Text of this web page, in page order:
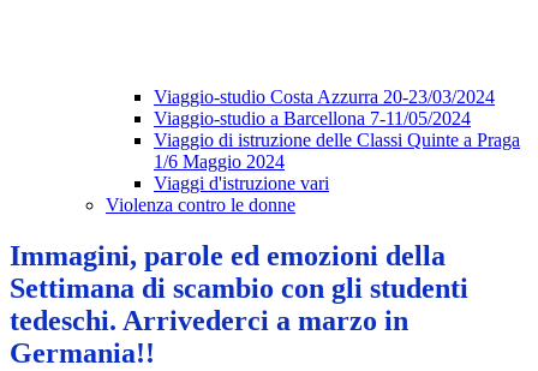
Viaggio-studio Costa Azzurra 20-23/03/2024
Viaggio-studio a Barcellona 7-11/05/2024
Viaggio di istruzione delle Classi Quinte a Praga
1/6 Maggio 2024
Viaggi d'istruzione vari
Violenza contro le donne
Immagini, parole ed emozioni della
Settimana di scambio con gli studenti
tedeschi. Arrivederci a marzo in
Germania!!